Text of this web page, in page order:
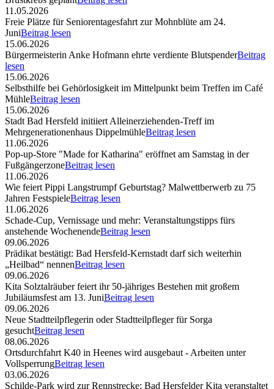
11.05.2026
Freie Plätze für Seniorentagesfahrt zur Mohnblüte am 24.
JuniBeitrag lesen
15.06.2026
Bürgermeisterin Anke Hofmann ehrte verdiente BlutspenderBeitrag
lesen
15.06.2026
Selbsthilfe bei Gehörlosigkeit im Mittelpunkt beim Treffen im Café
MühleBeitrag lesen
15.06.2026
Stadt Bad Hersfeld initiiert Alleinerziehenden-Treff im
Mehrgenerationenhaus DippelmühleBeitrag lesen
11.06.2026
Pop-up-Store "Made for Katharina" eröffnet am Samstag in der
FußgängerzoneBeitrag lesen
11.06.2026
Wie feiert Pippi Langstrumpf Geburtstag? Malwettberwerb zu 75
Jahren FestspieleBeitrag lesen
11.06.2026
Schade-Cup, Vernissage und mehr: Veranstaltungstipps fürs
anstehende WochenendeBeitrag lesen
09.06.2026
Prädikat bestätigt: Bad Hersfeld-Kernstadt darf sich weiterhin
„Heilbad“ nennenBeitrag lesen
09.06.2026
Kita Solztalräuber feiert ihr 50-jähriges Bestehen mit großem
Jubiläumsfest am 13. JuniBeitrag lesen
09.06.2026
Neue Stadtteilpflegerin oder Stadtteilpfleger für Sorga
gesuchtBeitrag lesen
08.06.2026
Ortsdurchfahrt K40 in Heenes wird ausgebaut - Arbeiten unter
VollsperrungBeitrag lesen
03.06.2026
Schilde-Park wird zur Rennstrecke: Bad Hersfelder Kita veranstaltet